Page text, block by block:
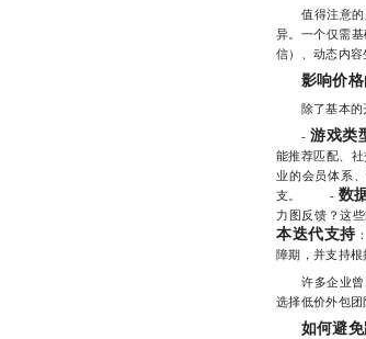
值得注意的是
异。一个仅需
信）、动态内容
影响价
除了基本的开
-游戏类
能推荐匹配、
业的会员体系
支。 - 数
力图反馈？这
本迭代支持
障期，并支持根
许多企业曾因
选择低价外包团
如何避